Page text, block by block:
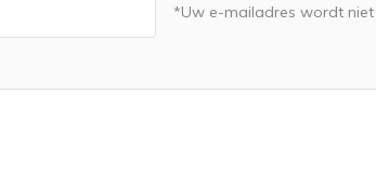
*Uw e-mailadres wordt niet